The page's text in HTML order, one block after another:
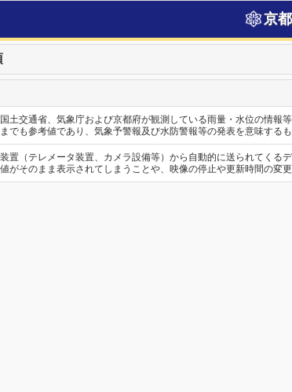
京
土交通省、気象庁および京都府が観測している雨量・水位の情報等
でも参考値であり、気象予警報及び水防警報等の発表を意味するも
置（テレメータ装置、カメラ設備等）から自動的に送られてくる
がそのまま表示されてしまうことや、映像の停止や更新時間の変